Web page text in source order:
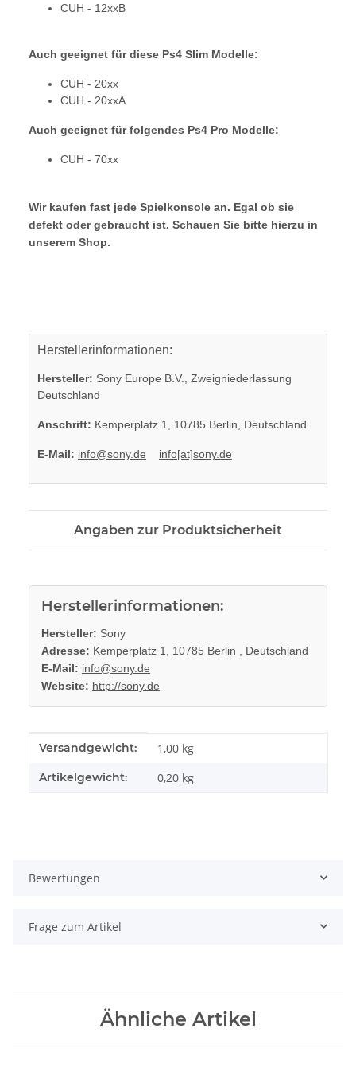
CUH - 12xxB
Auch geeignet für diese Ps4 Slim Modelle:
CUH - 20xx
CUH - 20xxA
Auch geeignet für folgendes Ps4 Pro Modelle:
CUH - 70xx
Wir kaufen fast jede Spielkonsole an. Egal ob sie
defekt oder gebraucht ist. Schauen Sie bitte hierzu in
unserem Shop.
Herstellerinformationen:
Hersteller: Sony Europe B.V., Zweigniederlassung
Deutschland
Anschrift: Kemperplatz 1, 10785 Berlin, Deutschland
E-Mail: info@sony.de info[at]sony.de
Angaben zur Produktsicherheit
Herstellerinformationen:
Hersteller: Sony
Adresse: Kemperplatz 1, 10785 Berlin , Deutschland
E-Mail: info@sony.de
Website: http://sony.de
Produkteigenschaft
Wert
Versandgewicht: 1,00 kg
Artikelgewicht: 0,20 kg
Bewertungen
Frage zum Artikel
Ähnliche Artikel